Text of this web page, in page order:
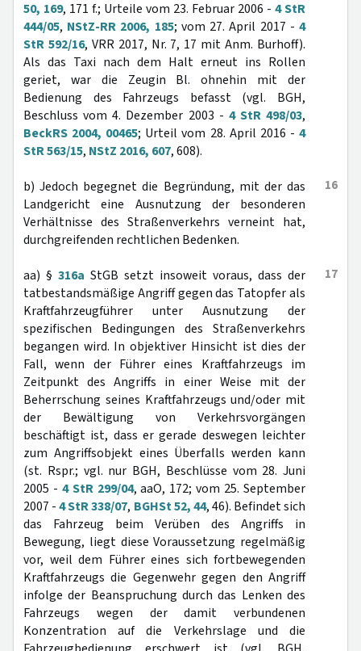
50, 169, 171 f.; Urteile vom 23. Februar 2006 - 4 StR
444/05, NStZ-RR 2006, 185; vom 27. April 2017 -4
StR 592/16, VRR 2017, Nr. 7, 17 mit Anm. Burhoff).
Als das Taxi nach dem Halt erneut ins Rollen
geriet, war die Zeugin Bl. ohnehin mit der
Bedienung des Fahrzeugs befasst (vgl. BGH,
Beschluss vom 4. Dezember 2003 - 4 StR 498/03,
BeckRS 2004, 00465; Urteil vom 28. April 2016 -4
StR 563/15, NStZ 2016, 607, 608).
16
b) Jedoch begegnet die Begründung, mit der das
Landgericht eine Ausnutzung der besonderen
Verhältnisse des Straßenverkehrs verneint hat,
durchgreifenden rechtlichen Bedenken.
17
aa) § 316a StGB setzt insoweit voraus, dass der
tatbestandsmäßige Angriff gegen das Tatopfer als
Kraftfahrzeugführer unter Ausnutzung der
spezifischen Bedingungen des Straßenverkehrs
begangen wird. In objektiver Hinsicht ist dies der
Fall, wenn der Führer eines Kraftfahrzeugs im
Zeitpunkt des Angriffs in einer Weise mit der
Beherrschung seines Kraftfahrzeugs und/oder mit
der Bewältigung von Verkehrsvorgängen
beschäftigt ist, dass er gerade deswegen leichter
zum Angriffsobjekt eines Überfalls werden kann
(st. Rspr.; vgl. nur BGH, Beschlüsse vom 28. Juni
2005 - 4 StR 299/04, aaO, 172; vom 25. September
2007 -4 StR 338/07, BGHSt 52, 44, 46). Befindet sich
das Fahrzeug beim Verüben des Angriffs in
Bewegung, liegt diese Voraussetzung regelmäßig
vor, weil dem Führer eines sich fortbewegenden
Kraftfahrzeugs die Gegenwehr gegen den Angriff
infolge der Beanspruchung durch das Lenken des
Fahrzeugs wegen der damit verbundenen
Konzentration auf die Verkehrslage und die